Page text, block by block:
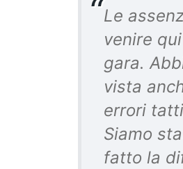
Le
venire
gara.
vista
errori
Siamo
fatto la